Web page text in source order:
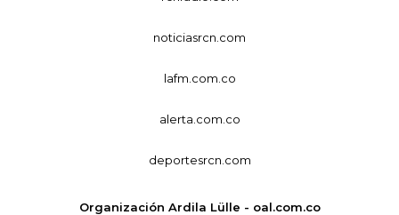
noticiasrcn.com
lafm.com.co
alerta.com.co
deportesrcn.com
Organización Ardila Lülle - oal.com.co